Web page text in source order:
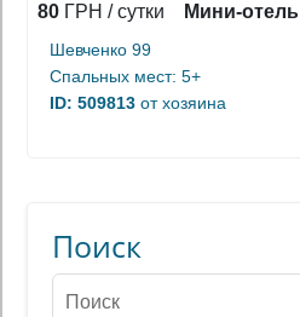
80 ГРН / сутки Мини-отель
Шевченко 99
Спальных мест: 5+
ID: 509813 от хозяина
Поиск